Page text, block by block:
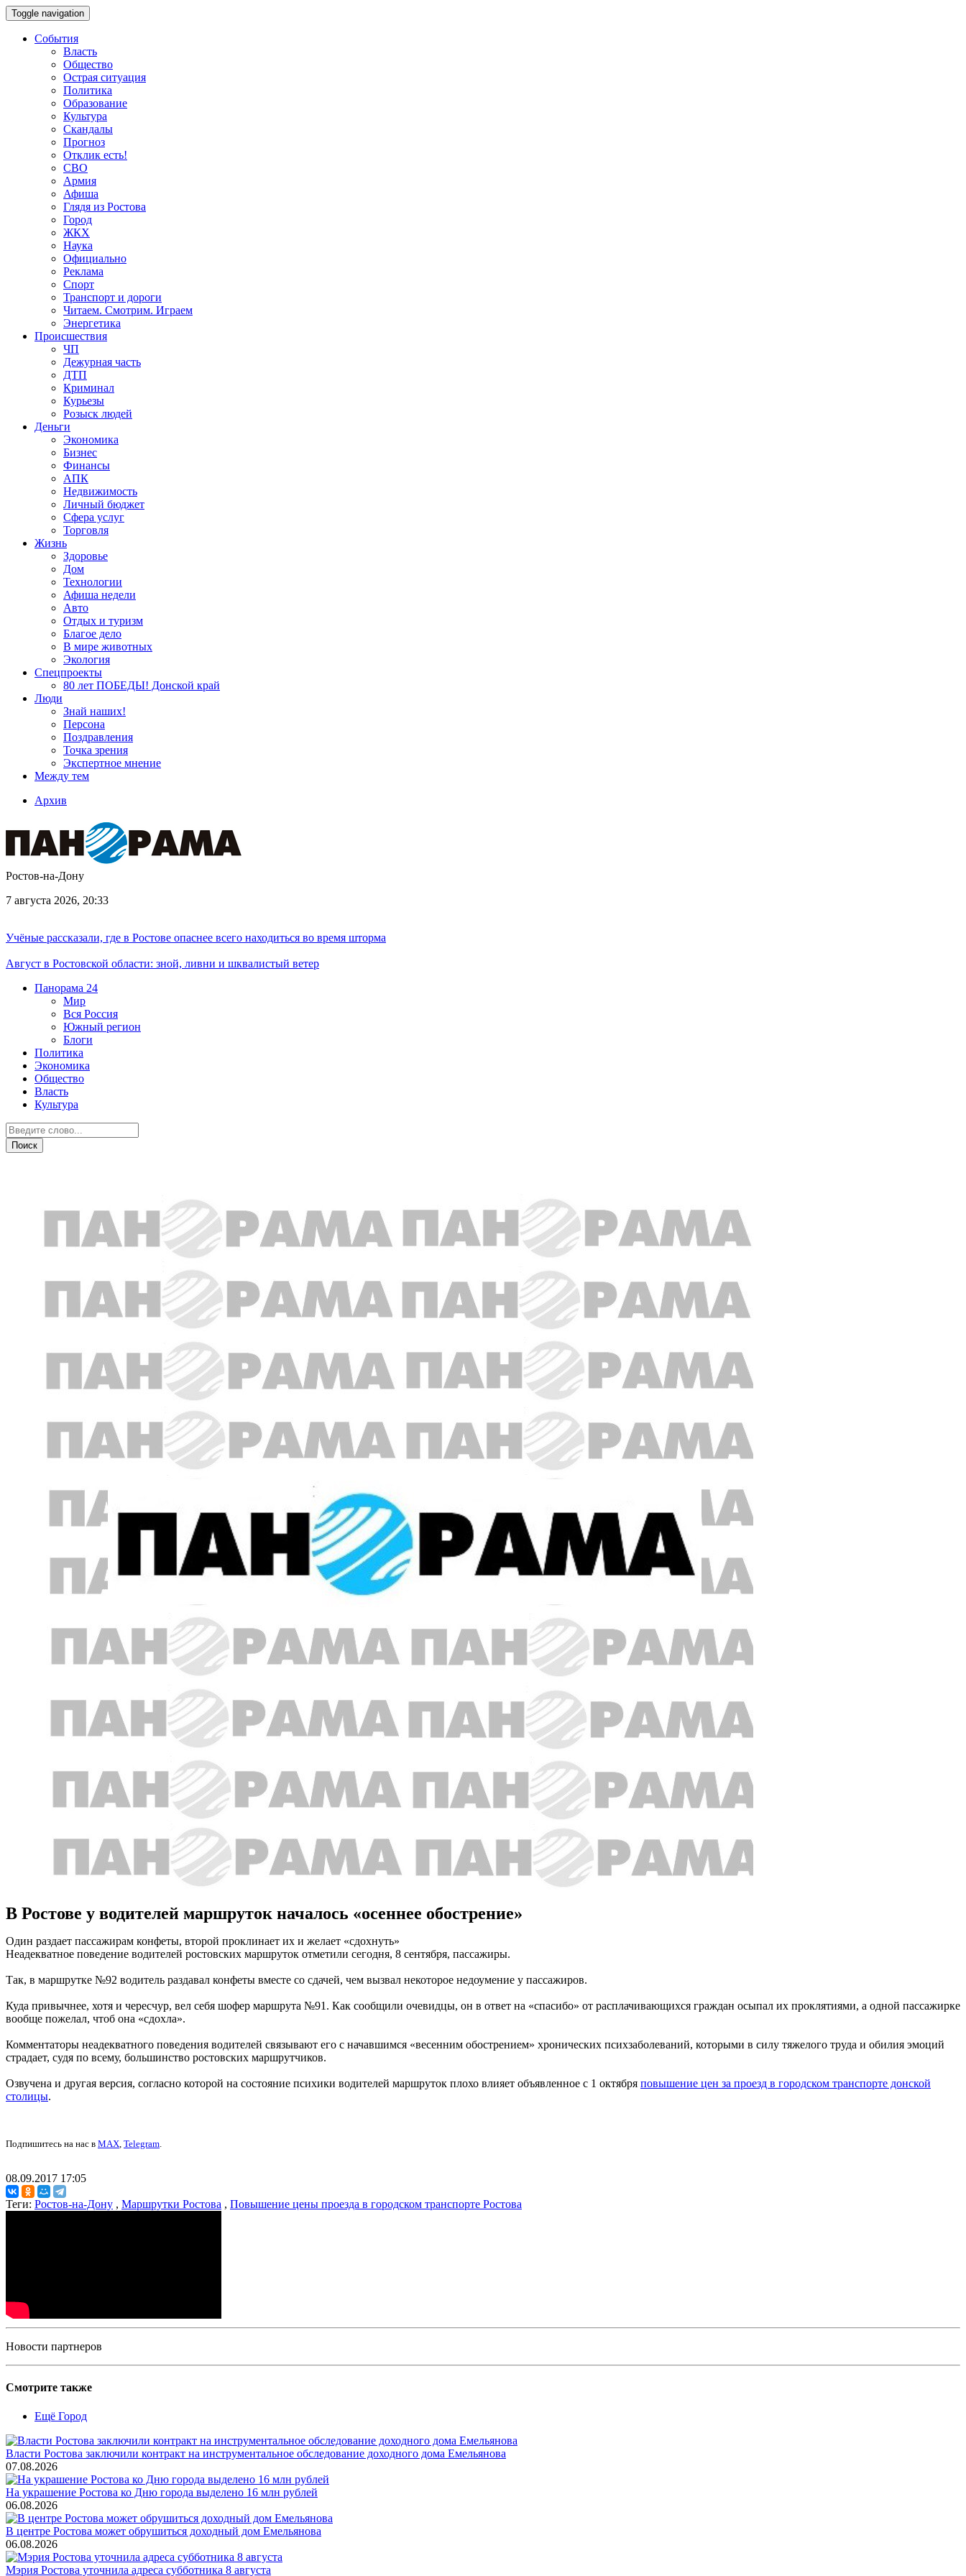
Toggle navigation
События
Власть
Общество
Острая ситуация
Политика
Образование
Культура
Скандалы
Прогноз
Отклик есть!
СВО
Армия
Афиша
Глядя из Ростова
Город
ЖКХ
Наука
Официально
Реклама
Спорт
Транспорт и дороги
Читаем. Смотрим. Играем
Энергетика
Происшествия
ЧП
Дежурная часть
ДТП
Криминал
Курьезы
Розыск людей
Деньги
Экономика
Бизнес
Финансы
АПК
Недвижимость
Личный бюджет
Сфера услуг
Торговля
Жизнь
Здоровье
Дом
Технологии
Афиша недели
Авто
Отдых и туризм
Благое дело
В мире животных
Экология
Спецпроекты
80 лет ПОБЕДЫ! Донской край
Люди
Знай наших!
Персона
Поздравления
Точка зрения
Экспертное мнение
Между тем
Архив
Ростов-на-Дону
7 августа 2026, 20:33
Учёные рассказали, где в Ростове опаснее всего находиться во время шторма
Август в Ростовской области: зной, ливни и шквалистый ветер
Панорама 24
Мир
Вся Россия
Южный регион
Блоги
Политика
Экономика
Общество
Власть
Культура
В Ростове у водителей маршруток началось «осеннее обострение»
Один раздает пассажирам конфеты, второй проклинает их и желает «сдохнуть»
Неадекватное поведение водителей ростовских маршруток отметили сегодня, 8 сентября, пассажиры.
Так, в маршрутке №92 водитель раздавал конфеты вместе со сдачей, чем вызвал некоторое недоумение у пассажиров.
Куда привычнее, хотя и чересчур, вел себя шофер маршрута №91. Как сообщили очевидцы, он в ответ на «спасибо» от расплачивающихся граждан осыпал их проклятиями, а одной пассажирке
вообще пожелал, чтоб она «сдохла».
Комментаторы неадекватного поведения водителей связывают его с начавшимся «весенним обострением» хронических психзаболеваний, которыми в силу тяжелого труда и обилия эмоций
страдает, судя по всему, большинство ростовских маршрутчиков.
Озвучена и другая версия, согласно которой на состояние психики водителей маршруток плохо влияет объявленное с 1 октября повышение цен за проезд в городском транспорте донской
столицы.
Подпишитесь на нас в MAX, Telegram.
08.09.2017 17:05
Теги: Ростов-на-Дону , Маршрутки Ростова , Повышение цены проезда в городском транспорте Ростова
Новости партнеров
Смотрите также
Ещё Город
Власти Ростова заключили контракт на инструментальное обследование доходного дома Емельянова
07.08.2026
На украшение Ростова ко Дню города выделено 16 млн рублей
06.08.2026
В центре Ростова может обрушиться доходный дом Емельянова
06.08.2026
Мэрия Ростова уточнила адреса субботника 8 августа